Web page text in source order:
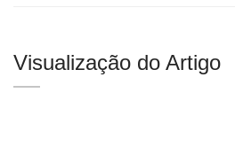
Visualização do Artigo